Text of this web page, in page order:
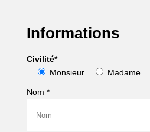
Informations
Civilité*
Monsieur
Madame
Nom *